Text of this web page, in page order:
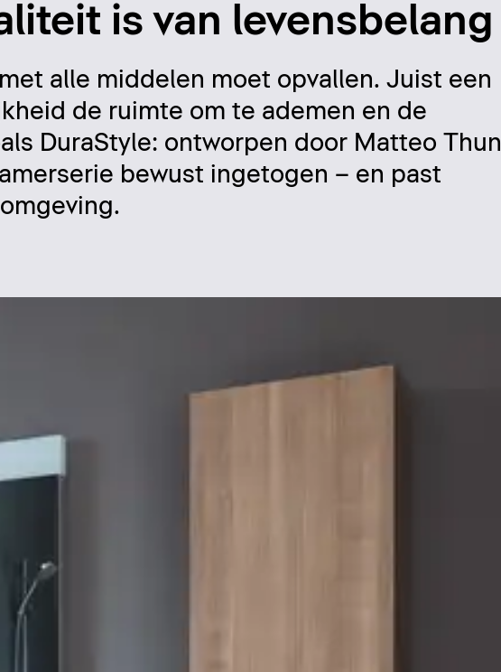
is van levensbelang
alle middelen moet opvallen. Juist een
de ruimte om te ademen en de
DuraStyle: ontworpen door Matteo Thun
bewust ingetogen – en past